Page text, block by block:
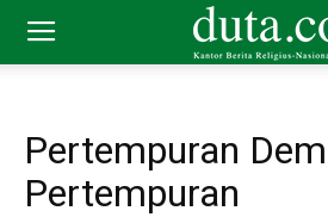
Pertempuran
Pertempuran